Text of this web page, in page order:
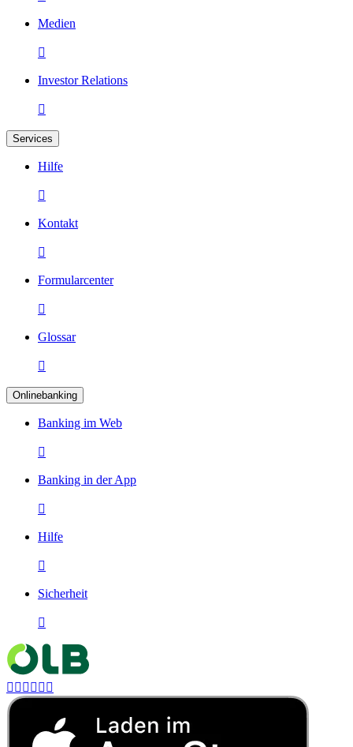
Medien

Investor Relations

Services
Hilfe

Kontakt

Formularcenter

Glossar

Onlinebanking
Banking im Web

Banking in der App

Hilfe

Sicherheit

     